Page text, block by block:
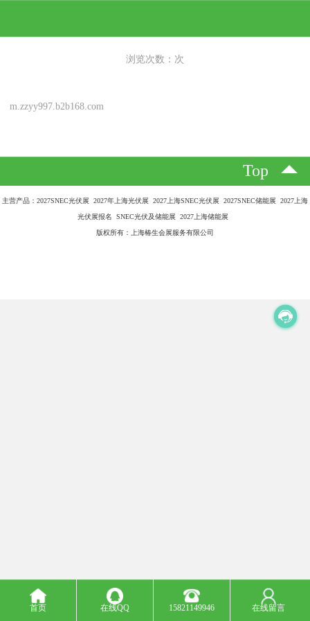
浏览次数： 次
m.zzyy997.b2b168.com
Top
主营产品：2027SNEC光伏展 2027年上海光伏展 2027上海SNEC光伏展 2027SNEC储能展 2027上海
光伏展报名 SNEC光伏及储能展 2027上海储能展
版权所有：上海椿生会展服务有限公司
首页 在线QQ 15821149946 在线留言